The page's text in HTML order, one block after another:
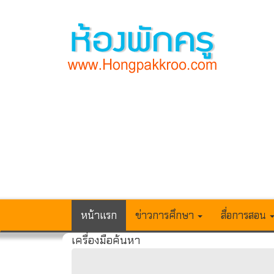
หน้าแรก ข่าวการศึกษา สื่อการสอน
เครื่องมือค้นหา